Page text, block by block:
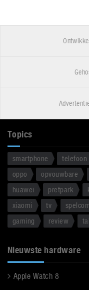
Topics
smartphone telefoon
oppo
opvouwbare
huawei
pretpark
xiaomi
tv
gaming
review
Nieuwste hardware
Apple Watch 8